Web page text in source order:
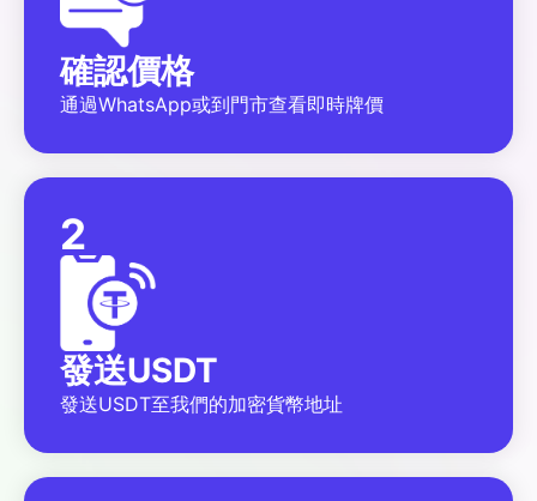
確認價格
通過WhatsApp或到門市查看即時牌價
2
發送USDT
發送USDT至我們的加密貨幣地址